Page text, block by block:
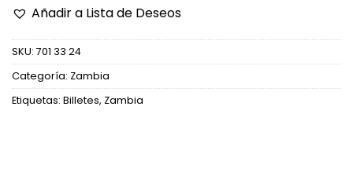
Añadir a Lista de Deseos
SKU: 701 33 24
Categoría: Zambia
Etiquetas: Billetes, Zambia